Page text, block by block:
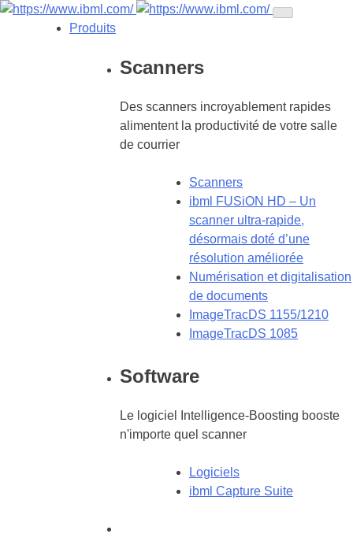
Produits
Scanners
Des scanners incroyablement rapides
alimentent la productivité de votre salle
de courrier
Scanners
ibml FUSiON HD – Un
scanner ultra-rapide,
désormais doté d’une
résolution améliorée
Numérisation et digitalisation
de documents
ImageTracDS 1155/1210
ImageTracDS 1085
Software
Le logiciel Intelligence-Boosting booste
n'importe quel scanner
Logiciels
ibml Capture Suite